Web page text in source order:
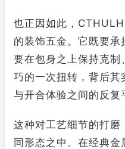
也正因如此，
的装饰五金。它既要承
要在包身之上保持克制
巧的一次扭转，背后其
与开合体验之间的反复
这种对工艺细节的打磨
同形态之中。在经典金